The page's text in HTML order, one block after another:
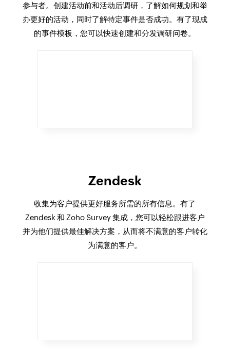
参与者。创建活动前和活动后调研，了解如何规划和举
办更好的活动，同时了解特定事件是否成功。有了现成
的事件模板，您可以快速创建和分发调研问卷。
Zendesk
收集为客户提供更好服务所需的所有信息。有了
Zendesk 和 Zoho Survey 集成，您可以轻松跟进客户
并为他们提供最佳解决方案，从而将不满意的客户转化
为满意的客户。